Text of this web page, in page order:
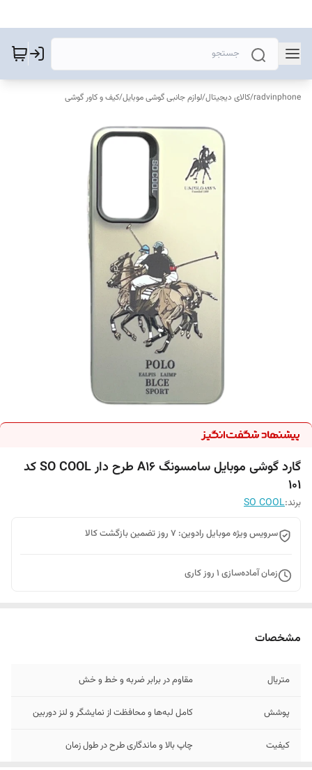
radvinphone
/کالای دیجیتال/لوازم جانبی گوشی موبایل/کیف و کاور گوشی
گارد گوشی موبایل سامسونگ A16 طرح دار SO COOL کد
101
برند:SO COOL
سرویس ویژه موبایل رادوین: 7 روز تضمین بازگشت کالا
زمان آماده‌سازی 1 روز کاری
مشخصات
متریال مقاوم در برابر ضربه و خط و خش
پوشش کامل لبه‌ها و محافظت از نمایشگر و لنز دوربین
کیفیت چاپ بالا و ماندگاری طرح در طول زمان